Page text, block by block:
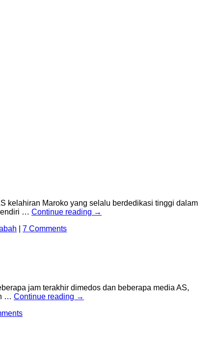
kelahiran Maroko yang selalu berdedikasi tinggi dalam
… Continue reading →
7 Comments
jam terakhir dimedos dan beberapa media AS,
… Continue reading →